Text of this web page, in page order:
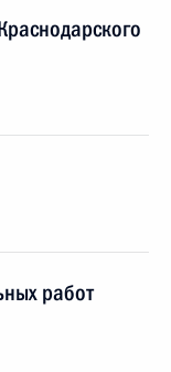
работ